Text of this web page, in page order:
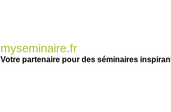
myseminaire.fr
Votre partenaire pour des séminaires